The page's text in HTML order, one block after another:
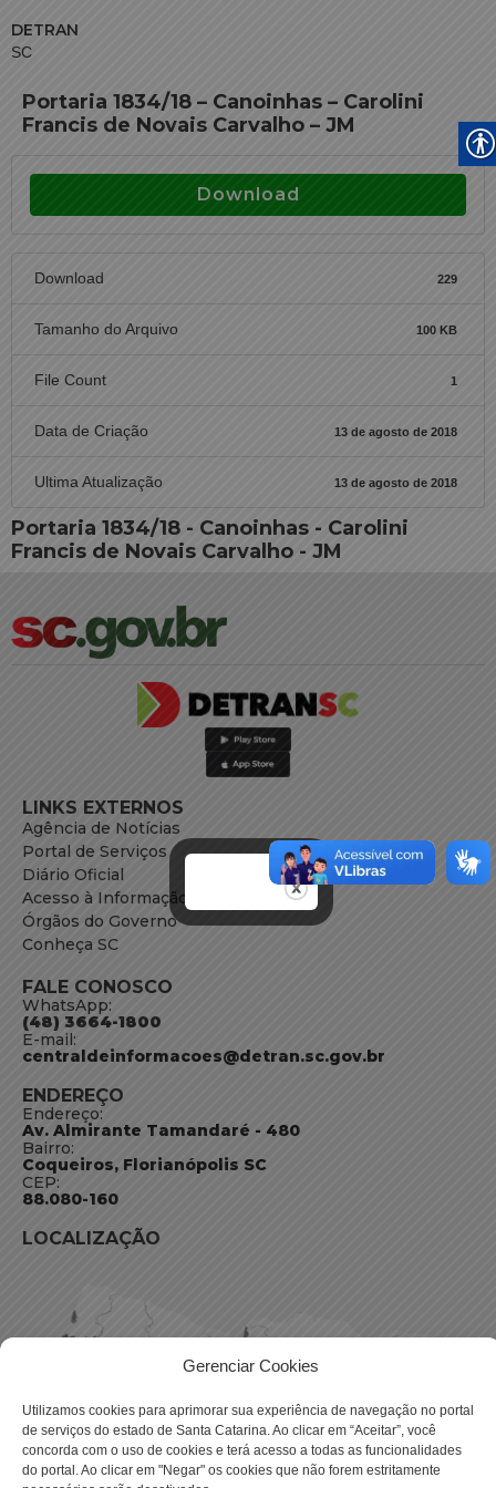
Gerenciar Cookies
Utilizamos cookies para aprimorar sua experiência de navegação no portal
de serviços do estado de Santa Catarina. Ao clicar em “Aceitar”, você
concorda com o uso de cookies e terá acesso a todas as funcionalidades
do portal. Ao clicar em "Negar" os cookies que não forem estritamente
DETRAN
SC
Portaria 1834/18 – Canoinhas – Carolini
Francis de Novais Carvalho – JM
Download
Download 229
Tamanho do Arquivo 100 KB
File Count 1
Data de Criação 13 de agosto de 2018
Ultima Atualização 13 de agosto de 2018
Portaria 1834/18 - Canoinhas - Carolini
Francis de Novais Carvalho - JM
LINKS EXTERNOS
Agência de Notícias
Portal de Serviços
Diário Oficial
Acesso à Informação
Órgãos do Governo
Conheça SC
FALE CONOSCO
WhatsApp:
(48) 3664-1800
E-mail:
centraldeinformacoes@detran.sc.gov.br
ENDEREÇO
Endereço:
Av. Almirante Tamandaré - 480
Bairro:
Coqueiros, Florianópolis SC
CEP:
88.080-160
LOCALIZAÇÃO